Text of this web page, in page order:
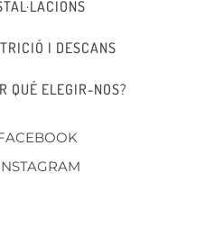
I DESCANS
QUÉ ELEGIR-NOS?